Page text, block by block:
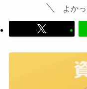
よか